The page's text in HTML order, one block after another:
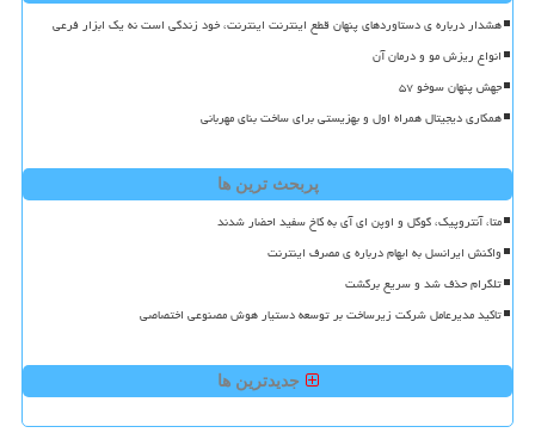
هشدار درباره ی دستاوردهای پنهان قطع اینترنت اینترنت، خود زندگی است نه یک ابزار فرعی
انواع ریزش مو و درمان آن
جهش پنهان سوخو ۵۷
همکاری دیجیتال همراه اول و بهزیستی برای ساخت بنای مهربانی
پربحث ترین ها
متا، آنتروپیک، گوگل و اوپن ای آی به کاخ سفید احضار شدند
واکنش ایرانسل به ابهام درباره ی مصرف اینترنت
تلگرام حذف شد و سریع برگشت
تاکید مدیرعامل شرکت زیرساخت بر توسعه دستیار هوش مصنوعی اختصاصی
جدیدترین ها